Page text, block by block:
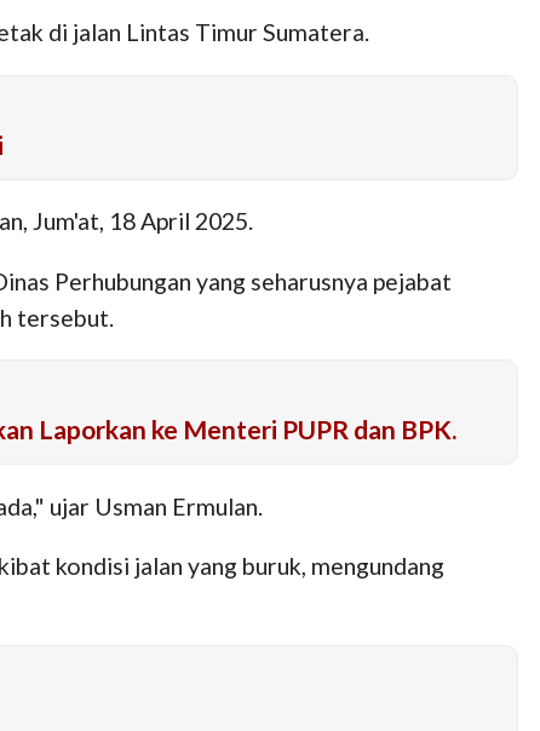
di jalan Lintas Timur Sumatera.
Jum'at, 18 April 2025.
Perhubungan yang seharusnya pejabat
tersebut.
Laporkan ke Menteri PUPR dan BPK.
ujar Usman Ermulan.
kondisi jalan yang buruk, mengundang